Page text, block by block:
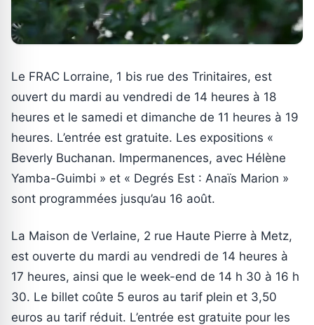
Le FRAC Lorraine, 1 bis rue des Trinitaires, est
ouvert du mardi au vendredi de 14 heures à 18
heures et le samedi et dimanche de 11 heures à 19
heures. L’entrée est gratuite. Les expositions «
Beverly Buchanan. Impermanences, avec Hélène
Yamba-Guimbi » et « Degrés Est : Anaïs Marion »
sont programmées jusqu’au 16 août.
La Maison de Verlaine, 2 rue Haute Pierre à Metz,
est ouverte du mardi au vendredi de 14 heures à
17 heures, ainsi que le week-end de 14 h 30 à 16 h
30. Le billet coûte 5 euros au tarif plein et 3,50
euros au tarif réduit. L’entrée est gratuite pour les